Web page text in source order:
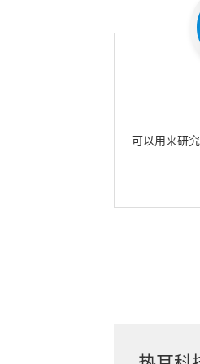
可以用来研